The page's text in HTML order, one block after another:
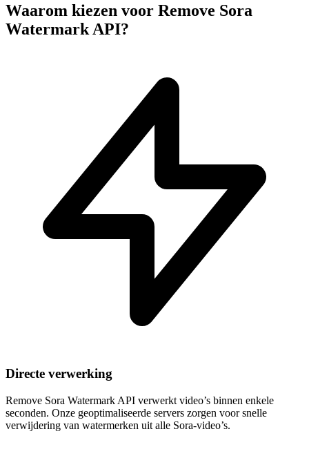
Waarom kiezen voor Remove Sora
Watermark API?
Directe verwerking
Remove Sora Watermark API verwerkt video’s binnen enkele
seconden. Onze geoptimaliseerde servers zorgen voor snelle
verwijdering van watermerken uit alle Sora-video’s.